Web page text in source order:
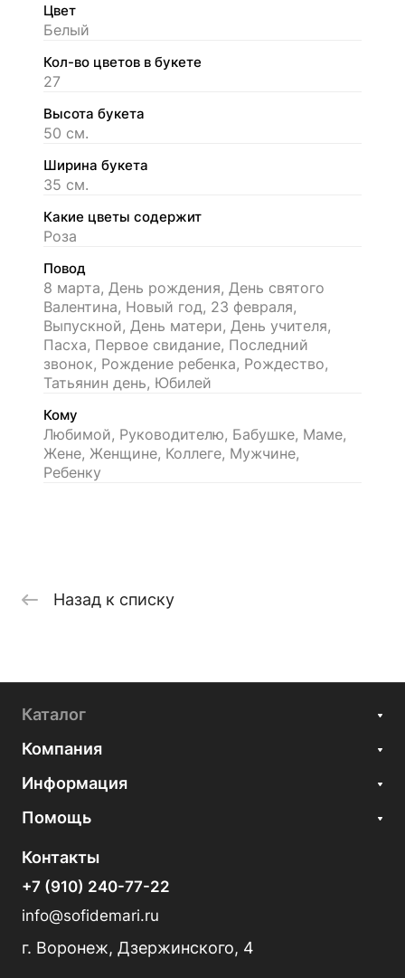
Цвет
Белый
Кол-во цветов в букете
27
Высота букета
50 см.
Ширина букета
35 см.
Какие цветы содержит
Роза
Повод
8 марта, День рождения, День святого
Валентина, Новый год, 23 февраля,
Выпускной, День матери, День учителя,
Пасха, Первое свидание, Последний
звонок, Рождение ребенка, Рождество,
Татьянин день, Юбилей
Кому
Любимой, Руководителю, Бабушке, Маме,
Жене, Женщине, Коллеге, Мужчине,
Ребенку
Назад к списку
Каталог
Компания
Информация
Помощь
Контакты
+7 (910) 240-77-22
info@sofidemari.ru
г. Воронеж, Дзержинского, 4